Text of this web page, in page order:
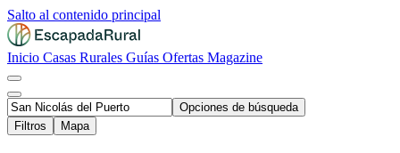
Salto al contenido principal
Inicio Casas Rurales Guías Ofertas Magazine
Opciones de búsqueda
Filtros
Mapa